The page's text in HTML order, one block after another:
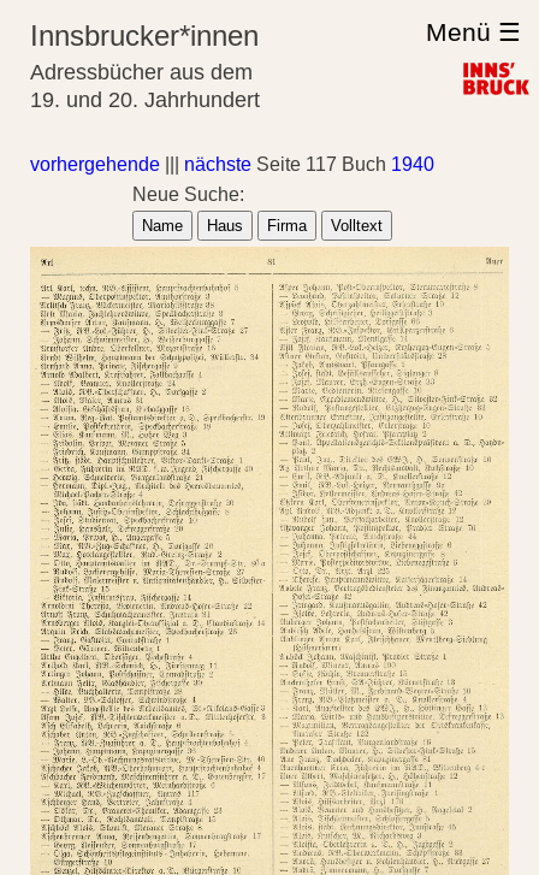
Innsbrucker*innen
Adressbücher aus dem
19. und 20. Jahrhundert
Menü ☰
vorhergehende nächste Seite 117 Buch 1940
Neue Suche:
Name Haus Firma Volltext